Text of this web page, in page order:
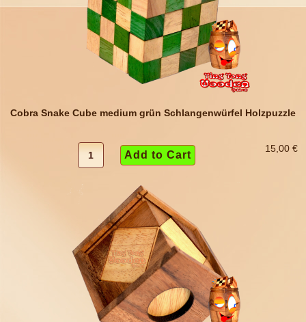
Cobra Snake Cube medium grün Schlangenwürfel Holzpuzzle
15,00 €